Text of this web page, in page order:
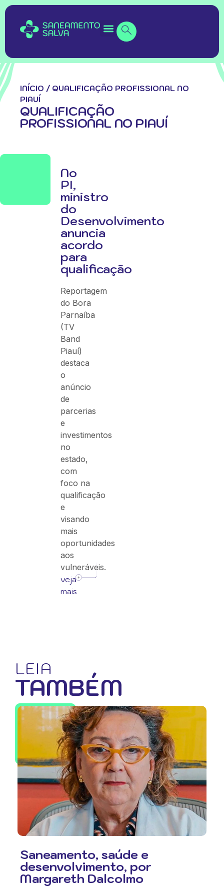
INÍCIO / QUALIFICAÇÃO PROFISSIONAL NO
PIAUÍ
QUALIFICAÇÃO
PROFISSIONAL NO PIAUÍ
No
PI,
ministro
do
Desenvolvimento
anuncia
acordo
para
qualificação
Reportagem
do Bora
Parnaíba
(TV
Band
Piauí)
destaca
o
anúncio
de
parcerias
e
investimentos
no
estado,
com
foco na
qualificação
e
visando
mais
oportunidades
aos
vulneráveis.
veja
mais
LEIA
TAMBÉM
Saneamento, saúde e
desenvolvimento, por
Margareth Dalcolmo